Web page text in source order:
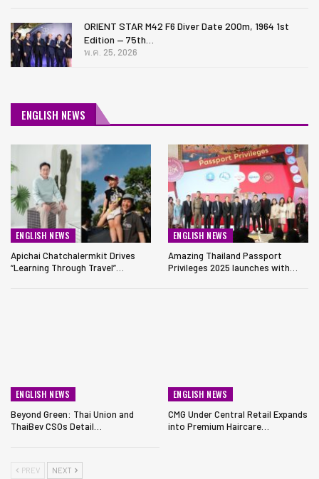
ORIENT STAR M42 F6 Diver Date 200m, 1964 1st
Edition — 75th…
พ.ค. 25, 2026
ENGLISH NEWS
ENGLISH NEWS
Apichai Chatchalermkit Drives
“Learning Through Travel”…
ENGLISH NEWS
Amazing Thailand Passport
Privileges 2025 launches with…
ENGLISH NEWS
Beyond Green: Thai Union and
ThaiBev CSOs Detail…
ENGLISH NEWS
CMG Under Central Retail Expands
into Premium Haircare…
PREV NEXT